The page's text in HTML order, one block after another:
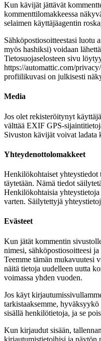
Kun kävijät jättävät
kommenttilomakkeessa
selaimen käyttäjäagentin
Sähköpostiosoitteestasi luotu
myös hashiksi) voidaan
Tietosuojaselosteen sivu
https://automattic.com/
profiilikuvasi on julkisesti
Media
Jos olet rekisteröitynyt
välttää EXIF GPS-
Sivuston kävijät voivat ladata
Yhteydenottolomakkeet
Henkilökohtaiset yhteystiedot
täytetään. Nämä tiedot
Henkilökohtaisia
varten. Säilytettyjä
Evästeet
Kun jätät kommentin
nimesi, sähköpostiosoitteesi ja
Teemme tämän mukavuutesi
näitä tietoja uudelleen uutta
voimassa yhden vuoden.
Jos käyt
tarkistaaksemme, hyväksyykö
sisällä henkilötietoja, ja se
Kun kirjaudut sisään,
kirjautumistietoihisi ja näytön